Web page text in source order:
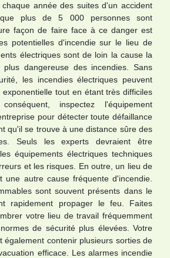
année des suites d'un accident
plus de 5 000 personnes sont
façon de faire face à ce danger est
potentielles d'incendie sur le lieu de
électriques sont de loin la cause la
dangereuse des incendies. Sans
les incendies électriques peuvent
tout en étant très difficiles
inspectez l'équipement
pour détecter toute défaillance
qu'il se trouve à une distance sûre des
Seuls les experts devraient être
équipements électriques techniques
et les risques. En outre, un lieu de
une autre cause fréquente d'incendie.
sont souvent présents dans le
rapidement propager le feu. Faites
votre lieu de travail fréquemment
de sécurité plus élevées. Votre
également contenir plusieurs sorties de
efficace. Les alarmes incendie